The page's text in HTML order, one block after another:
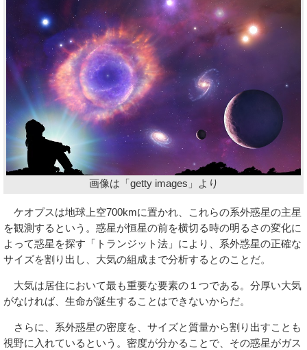
画像は「getty images」より
ケオプスは地球上空700kmに置かれ、これらの系外惑星の主星
を観測するという。惑星が恒星の前を横切る時の明るさの変化に
よって惑星を探す「トランジット法」により、系外惑星の正確な
サイズを割り出し、大気の組成まで分析するとのことだ。
大気は居住において最も重要な要素の１つである。分厚い大気
がなければ、生命が誕生することはできないからだ。
さらに、系外惑星の密度を、サイズと質量から割り出すことも
視野に入れているという。密度が分かることで、その惑星がガス